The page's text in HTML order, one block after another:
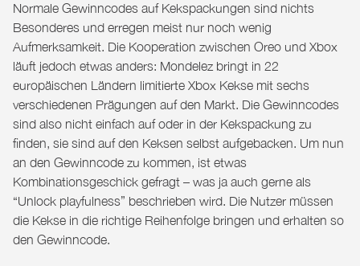
Normale Gewinncodes auf Kekspackungen sind nichts
Besonderes und erregen meist nur noch wenig
Aufmerksamkeit. Die Kooperation zwischen Oreo und Xbox
läuft jedoch etwas anders: Mondelez bringt in 22
europäischen Ländern limitierte Xbox Kekse mit sechs
verschiedenen Prägungen auf den Markt. Die Gewinncodes
sind also nicht einfach auf oder in der Kekspackung zu
finden, sie sind auf den Keksen selbst aufgebacken. Um nun
an den Gewinncode zu kommen, ist etwas
Kombinationsgeschick gefragt – was ja auch gerne als
“Unlock playfulness” beschrieben wird. Die Nutzer müssen
die Kekse in die richtige Reihenfolge bringen und erhalten so
den Gewinncode.